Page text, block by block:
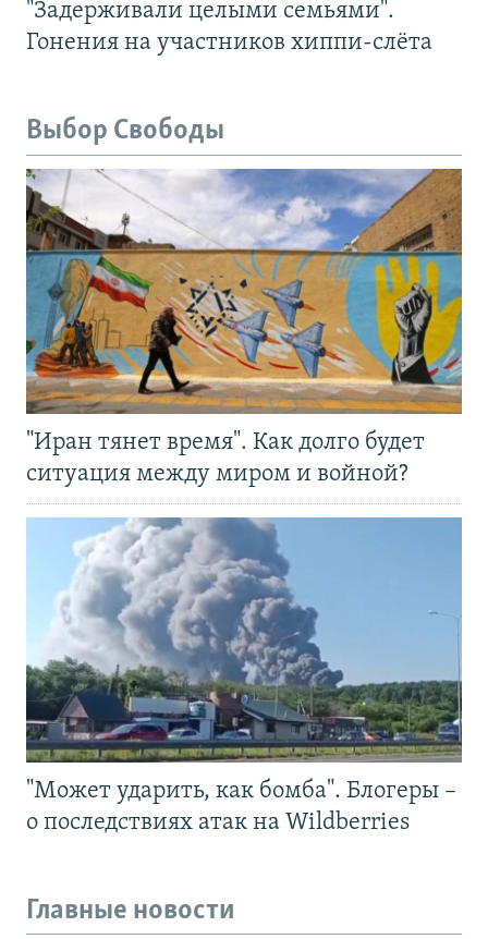
"Задерживали целыми семьями".
Гонения на участников хиппи-слёта
Выбор Свободы
"Иран тянет время". Как долго будет
ситуация между миром и войной?
"Может ударить, как бомба". Блогеры –
о последствиях атак на Wildberries
Главные новости